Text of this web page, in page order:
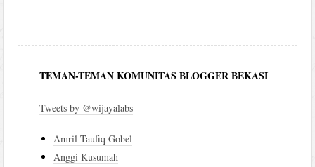
TEMAN-TEMAN KOMUNITAS BLOGGER BEKASI
Tweets by @wijayalabs
Amril Taufiq Gobel
Anggi Kusumah